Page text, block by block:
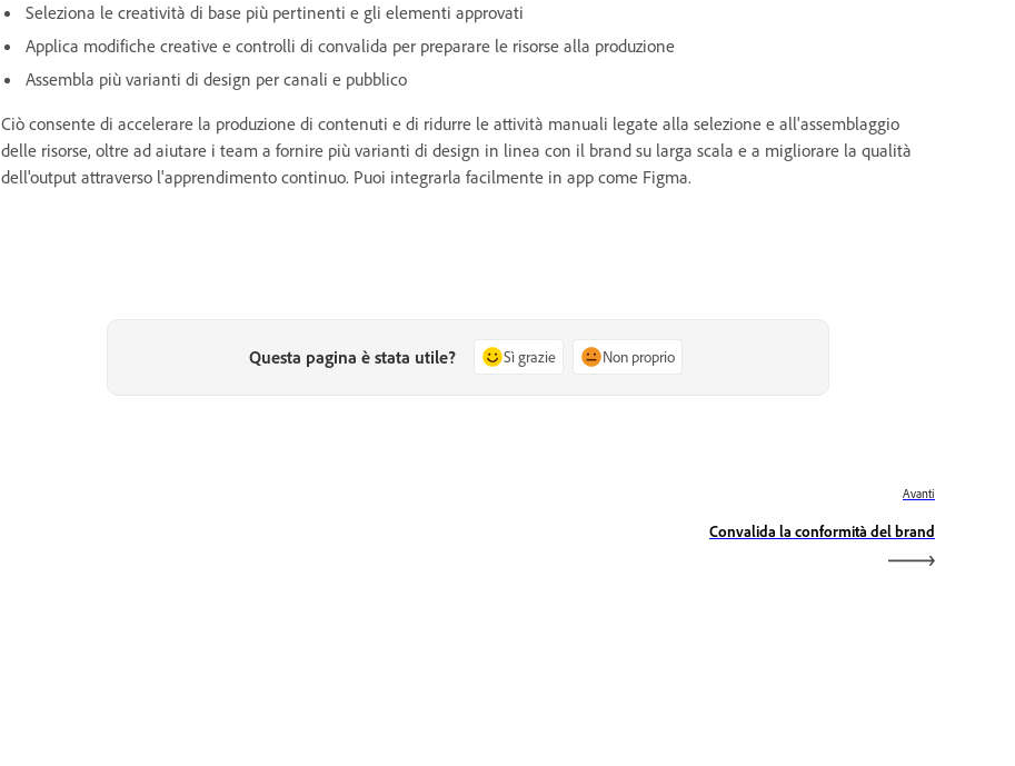
Seleziona le creatività di base più pertinenti e gli elementi approvati
Applica modifiche creative e controlli di convalida per preparare le risorse alla produzione
Assembla più varianti di design per canali e pubblico
Ciò consente di accelerare la produzione di contenuti e di ridurre le attività manuali legate alla selezione e all'assemblaggio
delle risorse, oltre ad aiutare i team a fornire più varianti di design in linea con il brand su larga scala e a migliorare la qualità
dell'output attraverso l'apprendimento continuo. Puoi integrarla facilmente in app come Figma.
Questa pagina è stata utile? Sì grazie Non proprio
Avanti
Convalida la conformità del brand